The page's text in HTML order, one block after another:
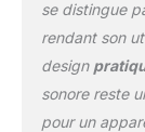
se distingue
rendant son
design
sonore reste
pour un